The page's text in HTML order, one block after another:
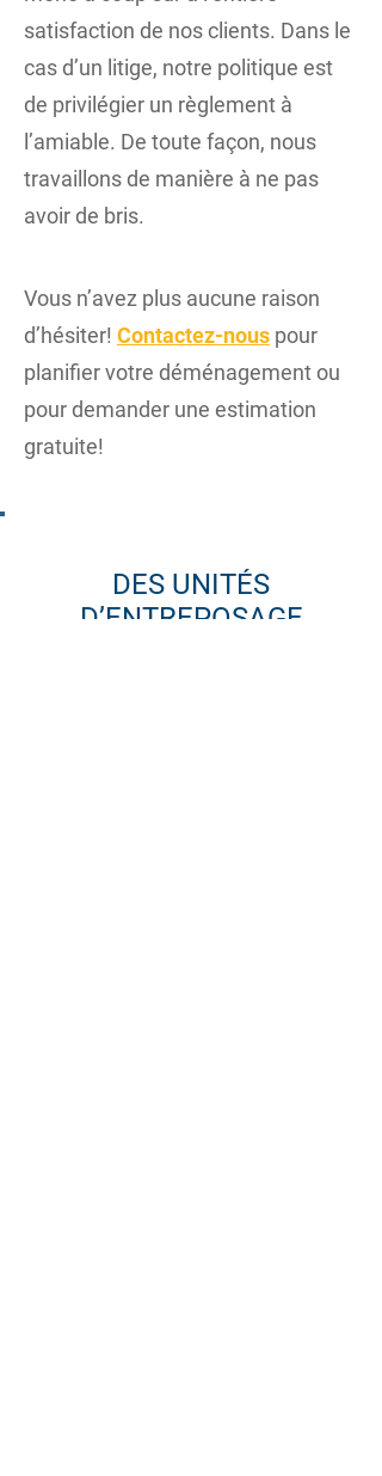
satisfaction de nos clients. Dans le
cas d’un litige, notre politique est
de privilégier un règlement à
l’amiable. De toute façon, nous
travaillons de manière à ne pas
avoir de bris.
Vous n’avez plus aucune raison
d’hésiter! Contactez-nous pour
planifier votre déménagement ou
pour demander une estimation
gratuite!
DES UNITÉS
D’ENTREPOSAGE